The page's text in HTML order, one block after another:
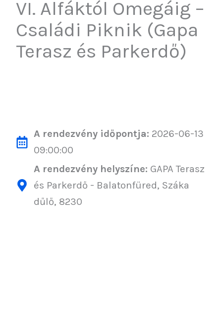
VI. Alfáktól Omegáig –
Családi Piknik (Gapa
Terasz és Parkerdő)
A rendezvény időpontja: 2026-06-13
09:00:00
A rendezvény helyszíne: GAPA Terasz
és Parkerdő - Balatonfüred, Száka
dűlő, 8230